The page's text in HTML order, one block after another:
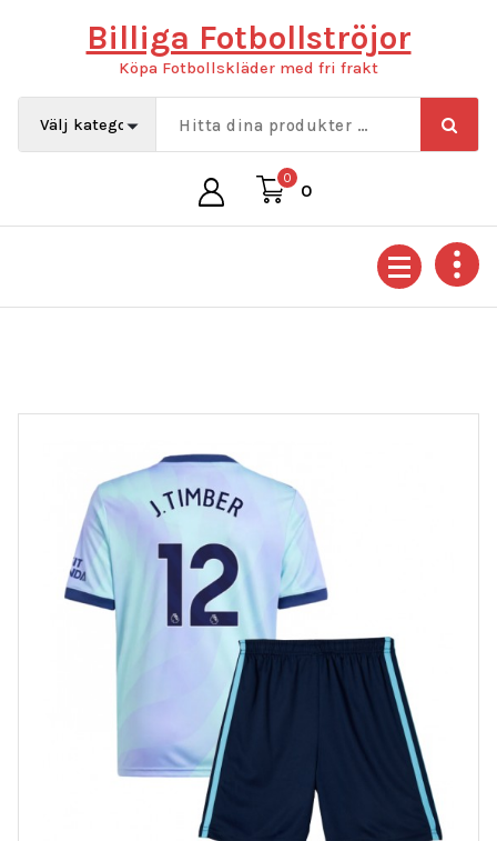
Billiga Fotbollströjor
Köpa Fotbollskläder med fri frakt
0
0